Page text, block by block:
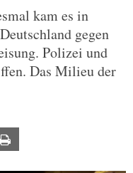
kam es in
gegen
Polizei und
Das Milieu der